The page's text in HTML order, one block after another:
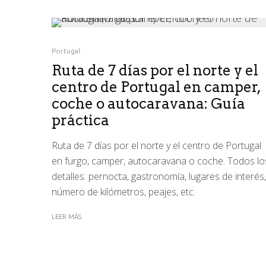
Portugal
Ruta de 7 días por el norte y el
centro de Portugal en camper,
coche o autocaravana: Guía
práctica
Ruta de 7 días por el norte y el centro de Portugal
en furgo, camper, autocaravana o coche. Todos
detalles: pernocta, gastronomía, lugares de interés,
número de kilómetros, peajes, etc.
LEER MÁS